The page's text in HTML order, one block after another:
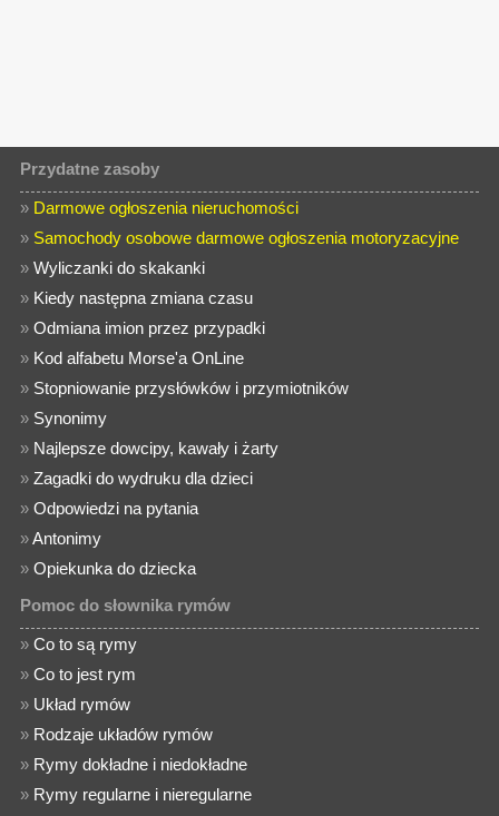
Przydatne zasoby
» Darmowe ogłoszenia nieruchomości
» Samochody osobowe darmowe ogłoszenia motoryzacyjne
»Wyliczanki do skakanki
» Kiedy następna zmiana czasu
»Odmiana imion przez przypadki
» Kod alfabetu Morse'a OnLine
» Stopniowanie przysłówków i przymiotników
» Synonimy
» Najlepsze dowcipy, kawały i żarty
»Zagadki do wydruku dla dzieci
»Odpowiedzi na pytania
»Antonimy
»Opiekunka do dziecka
Pomoc do słownika rymów
»Co to są rymy
»Co to jest rym
» Układ rymów
» Rodzaje układów rymów
» Rymy dokładne i niedokładne
» Rymy regularne i nieregularne